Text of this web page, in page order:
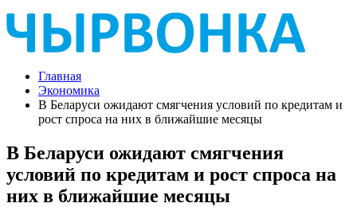
Главная
Экономика
В Беларуси ожидают смягчения условий по кредитам и
рост спроса на них в ближайшие месяцы
В Беларуси ожидают смягчения
условий по кредитам и рост спроса на
них в ближайшие месяцы